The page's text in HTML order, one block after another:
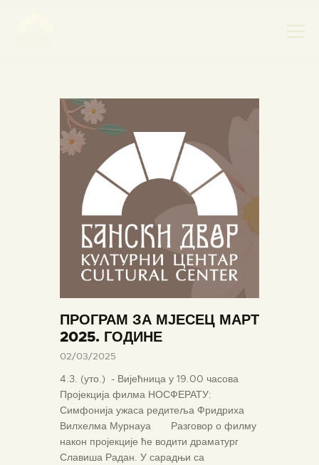
НАСЛОВНА
НОВОСТИ
НАЈАВА ДОГАЂАЈА
БАНСКИ ДВОР
ФОТОГРАФИЈЕ
ВИДЕО
КОНТАКТ
ПРОГРАМ ЗА МЈЕСЕЦ МАРТ
2025. ГОДИНЕ
02/03/2025
4.3. (уто.) - Вијећница у 19.00 часова
Пројекција филма НОСФЕРАТУ:
Симфонија ужаса редитеља Фридриха
Вилхелма Мурнауа Разговор о филму
након пројекције ће водити драматург
Славиша Радан. У сарадњи са